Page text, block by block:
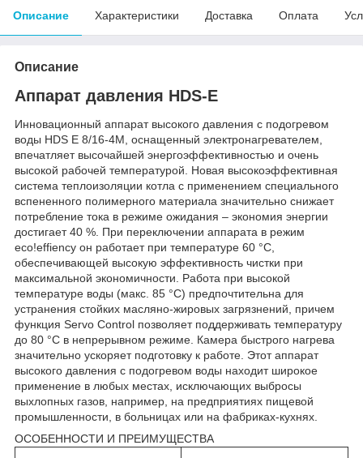
Описание Характеристики Доставка Оплата
Описание
Аппарат давления HDS-E
Инновационный аппарат высокого давления с подогревом
воды HDS E 8/16-4M, оснащенный электронагревателем,
впечатляет высочайшей энергоэффективностью и очень
высокой рабочей температурой. Новая высокоэффективная
система теплоизоляции котла с применением специального
вспененного полимерного материала значительно снижает
потребление тока в режиме ожидания – экономия энергии
достигает 40 %. При переключении аппарата в режим
eco!effiency он работает при температуре 60 °C,
обеспечивающей высокую эффективность чистки при
максимальной экономичности. Работа при высокой
температуре воды (макс. 85 °C) предпочтительна для
устранения стойких масляно-жировых загрязнений, причем
функция Servo Control позволяет поддерживать температуру
до 80 °C в непрерывном режиме. Камера быстрого нагрева
значительно ускоряет подготовку к работе. Этот аппарат
высокого давления с подогревом воды находит широкое
применение в любых местах, исключающих выбросы
выхлопных газов, например, на предприятиях пищевой
промышленности, в больницах или на фабриках-кухнях.
ОСОБЕННОСТИ И ПРЕИМУЩЕСТВА